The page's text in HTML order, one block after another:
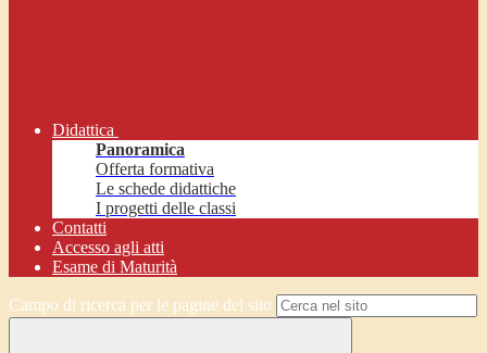
Didattica
Panoramica
Offerta formativa
Le schede didattiche
I progetti delle classi
Contatti
Accesso agli atti
Esame di Maturità
Campo di ricerca per le pagine del sito